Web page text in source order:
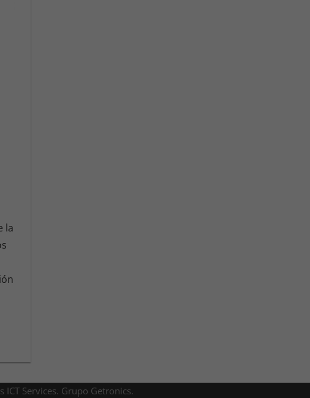
la
ICT Services. Grupo Getronics.